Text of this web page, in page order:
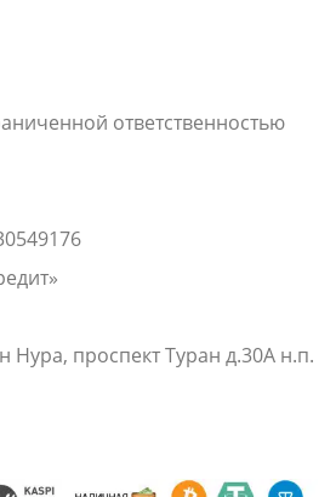
ответственностью
Нура, проспект Туран д.30А н.п.